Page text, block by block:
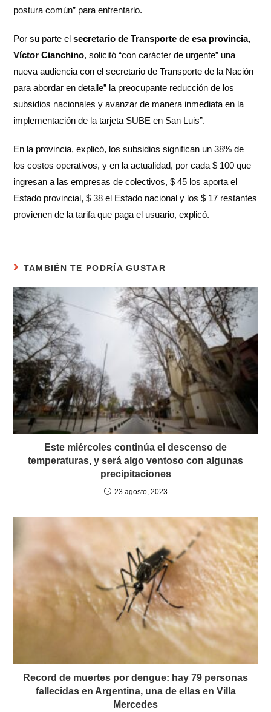
postura común” para enfrentarlo.
Por su parte elsecretario de Transporte de esa provincia,
Víctor Cianchino, solicitó “con carácter de urgente” una
nueva audiencia con el secretario de Transporte de la Nación
para abordar en detalle” la preocupante reducción de los
subsidios nacionales y avanzar de manera inmediata en la
implementación de la tarjeta SUBE en San Luis”.
En la provincia, explicó, los subsidios significan un 38% de
los costos operativos, y en la actualidad, por cada $ 100 que
ingresan a las empresas de colectivos, $ 45 los aporta el
Estado provincial, $ 38 el Estado nacional y los $ 17 restantes
provienen de la tarifa que paga el usuario, explicó.
TAMBIÉN TE PODRÍA GUSTAR
Este miércoles continúa el descenso de
temperaturas, y será algo ventoso con algunas
precipitaciones
23 agosto, 2023
Record de muertes por dengue: hay 79 personas
fallecidas en Argentina, una de ellas en Villa
Mercedes